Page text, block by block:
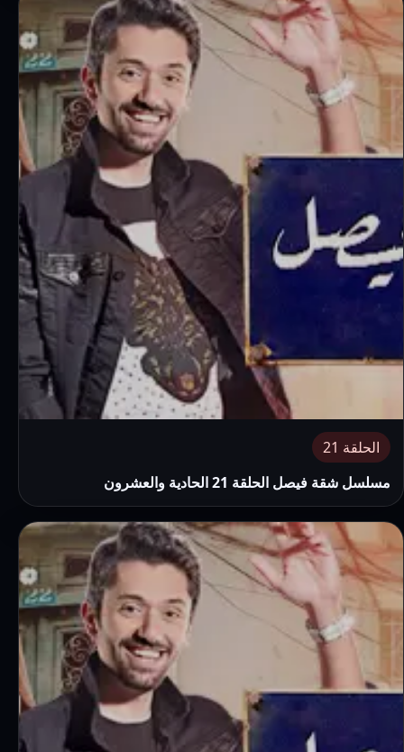
الحلقة 21
مسلسل شقة فيصل الحلقة 21 الحادية والعشرون